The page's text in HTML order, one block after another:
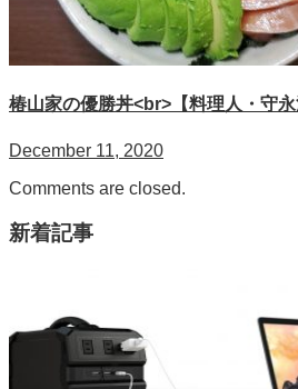
椿山家の優勝丼<br>【料理人・守永
December 11, 2020
Comments are closed.
新着記事